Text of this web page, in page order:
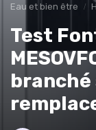
Eau et bien être
Test
branché